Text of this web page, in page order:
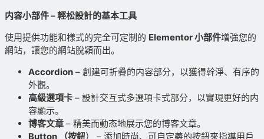
内容小部件 – 輕松設計的基本工具
使用提供功能和樣式的完全可定制的 Elementor 小部件增強您的
網站，讓您的網站脫穎而出。
Accordion – 創建可折疊的内容部分，以獲得幹淨、有序的
外觀。
高級選項卡 – 設計交互式多選項卡式部分，以實現更好的内
容顯示。
博客文章 – 精美而動态地展示您的博客文章。
Button （按鈕） – 添加時尚、可自定義的按鈕來指導用戶